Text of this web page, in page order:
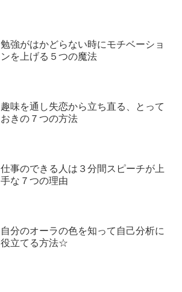
勉強がはかどらない時にモチベーショ
ンを上げる５つの魔法
趣味を通し失恋から立ち直る、とって
おきの７つの方法
仕事のできる人は３分間スピーチが上
手な７つの理由
自分のオーラの色を知って自己分析に
役立てる方法☆